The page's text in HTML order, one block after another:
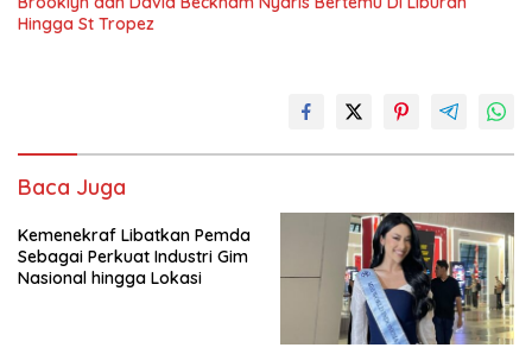
Hingga St Tropez
Baca Juga
Kemenekraf Libatkan Pemda
Sebagai Perkuat Industri Gim
Nasional hingga Lokasi